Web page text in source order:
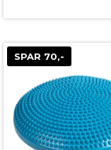
SPAR 70,-